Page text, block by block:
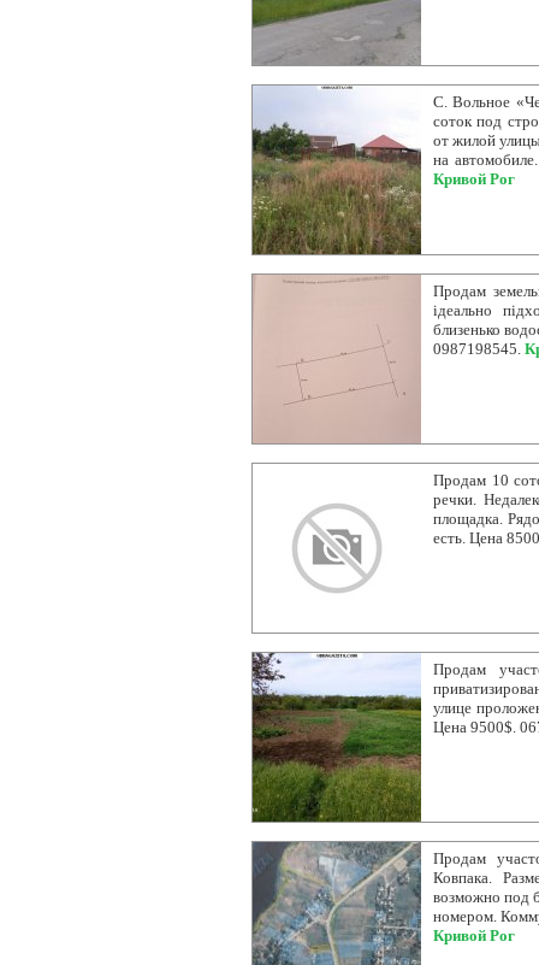
С. Вольное
соток под
от жилой
на
Кривой Рог
Продам
ідеально
близенько
0987198545.
Продам 10
речки.
площадка.
есть. Цена
Продам
улице
Цена 9500$.
Продам
Ковпака.
возможно под
номером.
Кривой Рог